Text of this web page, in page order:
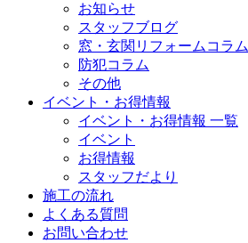
お知らせ
スタッフブログ
窓・玄関リフォームコラム
防犯コラム
その他
イベント・お得情報
イベント・お得情報 一覧
イベント
お得情報
スタッフだより
施工の流れ
よくある質問
お問い合わせ